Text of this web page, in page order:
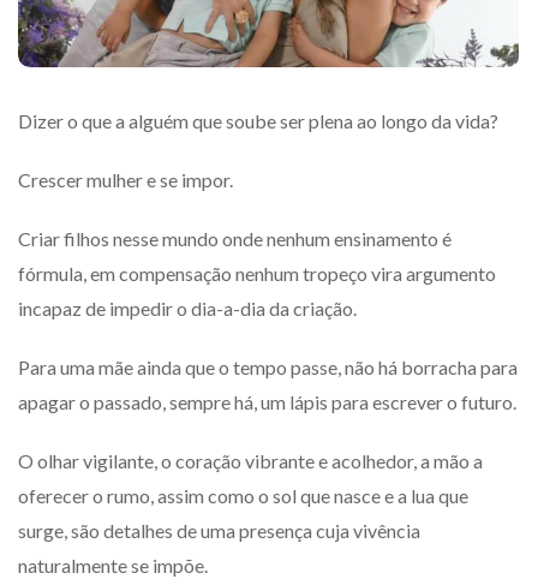
Dizer o que a alguém que soube ser plena ao longo da vida?
Crescer mulher e se impor.
Criar filhos nesse mundo onde nenhum ensinamento é
fórmula, em compensação nenhum tropeço vira argumento
incapaz de impedir o dia-a-dia da criação.
Para uma mãe ainda que o tempo passe, não há borracha para
apagar o passado, sempre há, um lápis para escrever o futuro.
O olhar vigilante, o coração vibrante e acolhedor, a mão a
oferecer o rumo, assim como o sol que nasce e a lua que
surge, são detalhes de uma presença cuja vivência
naturalmente se impõe.